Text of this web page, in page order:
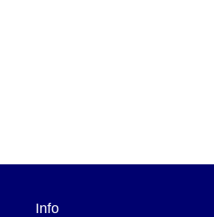
Info